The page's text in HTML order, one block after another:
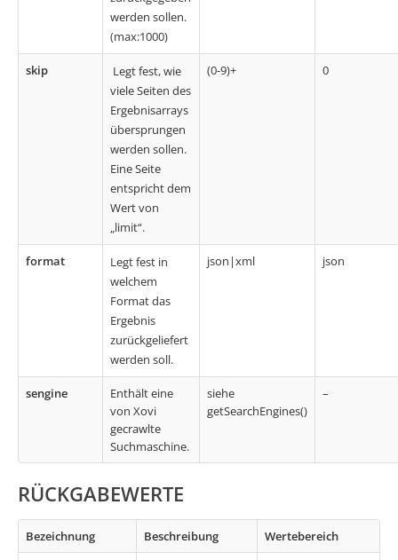
werden sollen.
(max:1000)
skip
Legt fest, wie
viele Seiten des
Ergebnisarrays
übersprungen
werden sollen.
Eine Seite
entspricht dem
Wert von
„limit“.
(0-9)+ 0
format
Legt fest in
welchem
Format das
Ergebnis
zurückgeliefert
werden soll.
json|xml json
sengine
Enthält eine
von Xovi
gecrawlte
Suchmaschine.
siehe
getSearchEngines()
–
RÜCKGABEWERTE
Bezeichnung Beschreibung Wertebereich